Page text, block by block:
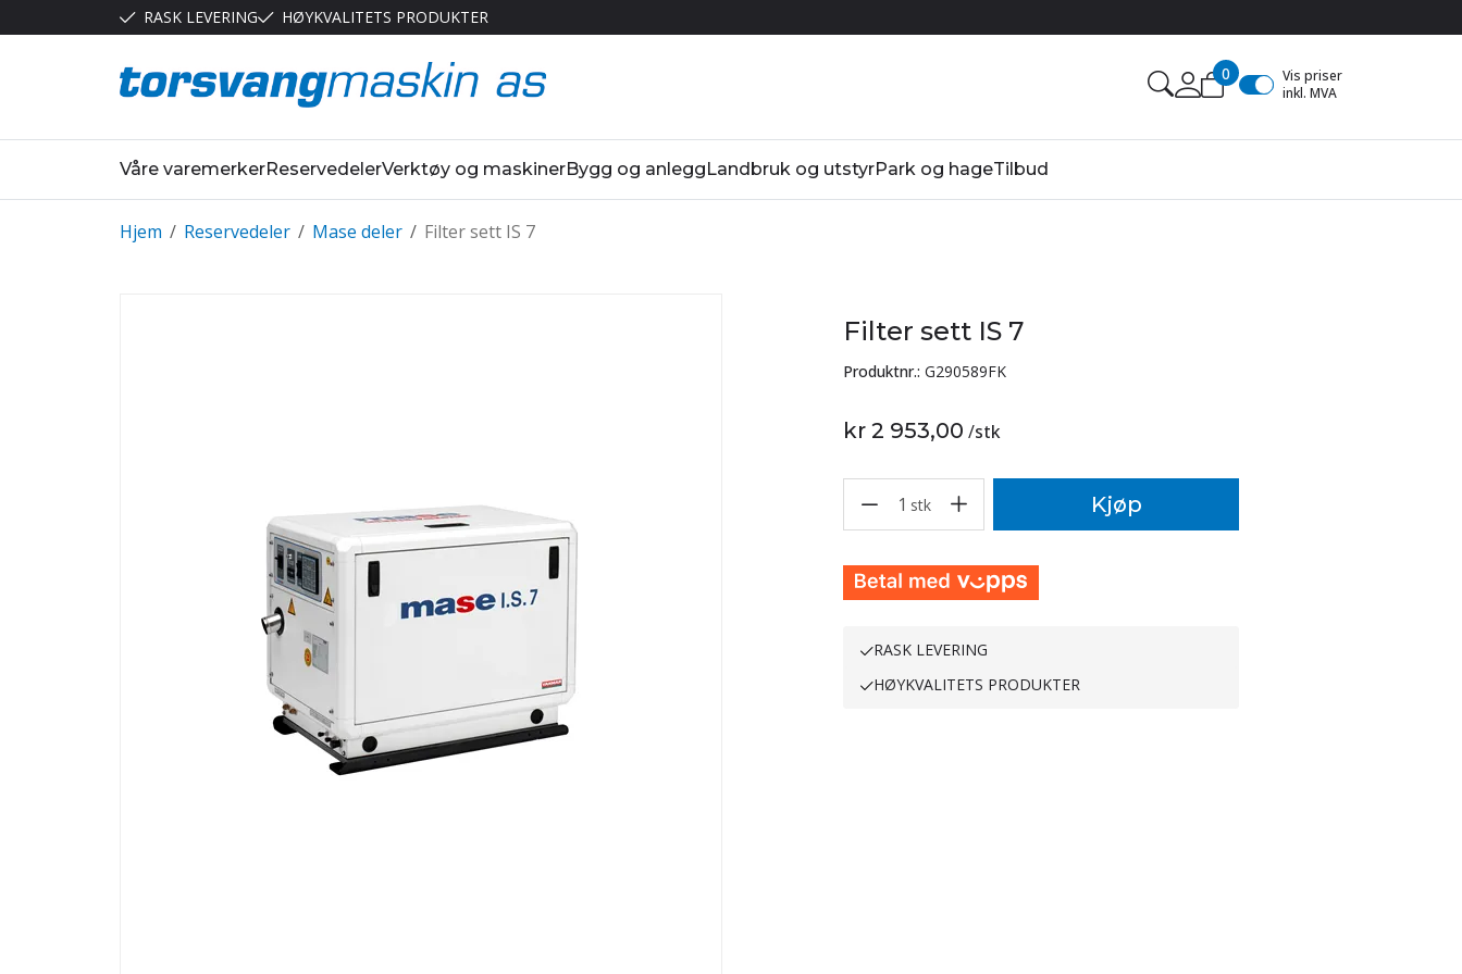
RASK LEVERING HØYKVALITETS PRODUKTER
0
Vis priser
inkl. MVA
Våre varemerkerReservedelerVerktøy og maskinerBygg og anleggLandbruk og utstyrPark og hageTilbud
/
Hjem /
Reservedeler /
Mase deler Filter sett IS 7
Filter sett IS 7
Produktnr.: G290589FK
kr 2 953,00 /stk
1 stk Kjøp
RASK LEVERING
HØYKVALITETS PRODUKTER